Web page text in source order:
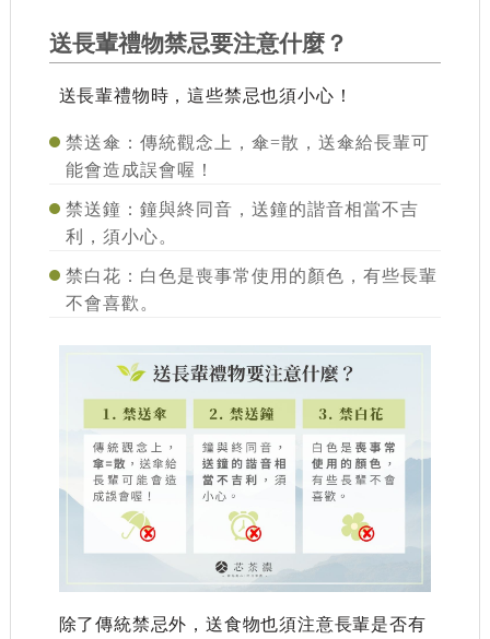
送長輩禮物禁忌要注意什麼？
送長輩禮物時，這些禁忌也須小心！
禁送傘 ：傳統觀念上，傘=散，送傘給長輩可
能會造成誤會喔！
禁送鐘 ：鐘與終同音，送鐘的諧音相當不吉
利，須小心。
禁白花 ：白色是喪事常使用的顏色，有些長輩
不會喜歡。
除了傳統禁忌外，送食物也須注意長輩是否有